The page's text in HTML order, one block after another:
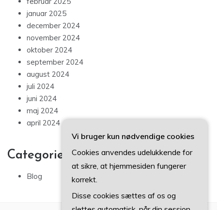
januar 2025
december 2024
november 2024
oktober 2024
september 2024
august 2024
juli 2024
juni 2024
maj 2024
april 2024
Categories
Blog
Vi bruger kun nødvendige cookies
Cookies anvendes udelukkende for
at sikre, at hjemmesiden fungerer
korrekt.
Disse cookies sættes af os og